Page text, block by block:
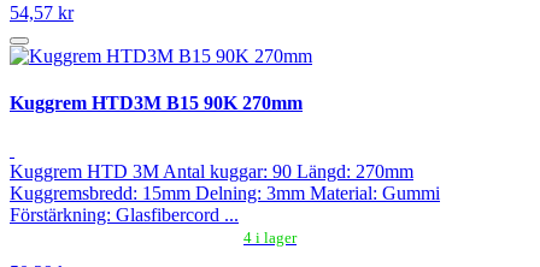
54,57 kr
Kuggrem HTD3M B15 90K 270mm
Kuggrem HTD 3M Antal kuggar: 90 Längd: 270mm
Kuggremsbredd: 15mm Delning: 3mm Material: Gummi
Förstärkning: Glasfibercord ...
4 i lager